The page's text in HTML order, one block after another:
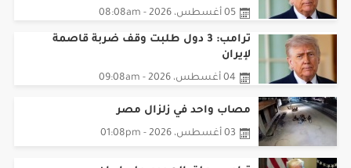
ترامب: 3 دول طلبت وقف ضربة قاصمة
لإيران
04 أغسطس، 2026 - 09:08am
03 أغسطس، 2026 - 01:08pm